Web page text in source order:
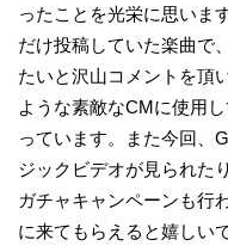
ったことを光栄に思いま
だけ投稿していた楽曲で
たいと沢山コメントを頂
ような素敵なCMに使用
っています。また今回、
ジックビデオが見られた
ガチャキャンペーンも行
に来てもらえると嬉しい